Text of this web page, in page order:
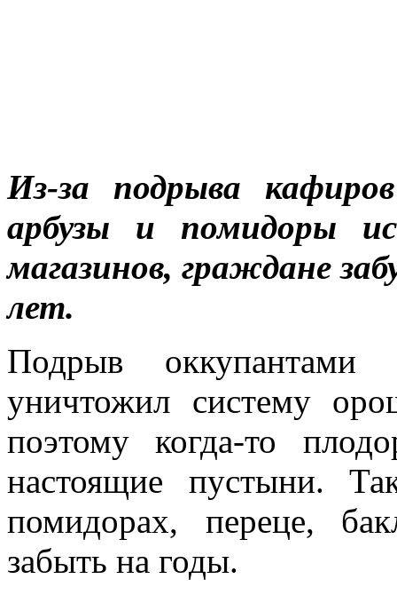
Из-за подрыва
арбузы и помидоры
магазинов, граждане
лет.
Подрыв
уничтожил систему
поэтому когда-то
настоящие пустыни.
помидорах, переце,
забыть на годы.